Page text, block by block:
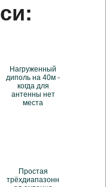
Нагруженный
диполь на 40м -
когда для
антенны нет
места
Простая
трёхдиапазонн